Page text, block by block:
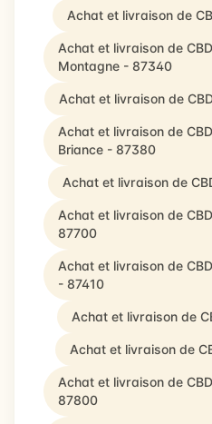
Achat et livraison de
Achat et livraison de
Montagne - 87340
Achat et livraison de
Achat et livraison de
Briance - 87380
Achat et livraison de
Achat et livraison de
87700
Achat et livraison de
- 87410
Achat et livraison de
Achat et livraison de
Achat et livraison de
87800